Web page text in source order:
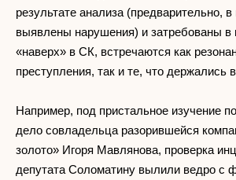
результате анализа (предварительно,
выявлены нарушения) и затребованы в
«наверх» в СК, встречаются как
преступления, так и те, что держались
Например, под пристальное изучение
дело совладельца разорившейся
золото» Игоря Мавлянова, проверка
депутата Соломатину вылили ведро с